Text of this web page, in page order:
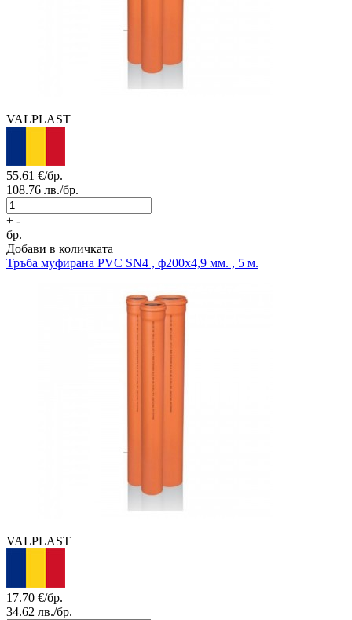
VALPLAST
55.61 €/бр.
108.76 лв./бр.
+ -
бр.
Добави в количката
Тръба муфирана PVC SN4 , ф200x4,9 мм. , 5 м.
VALPLAST
17.70 €/бр.
34.62 лв./бр.